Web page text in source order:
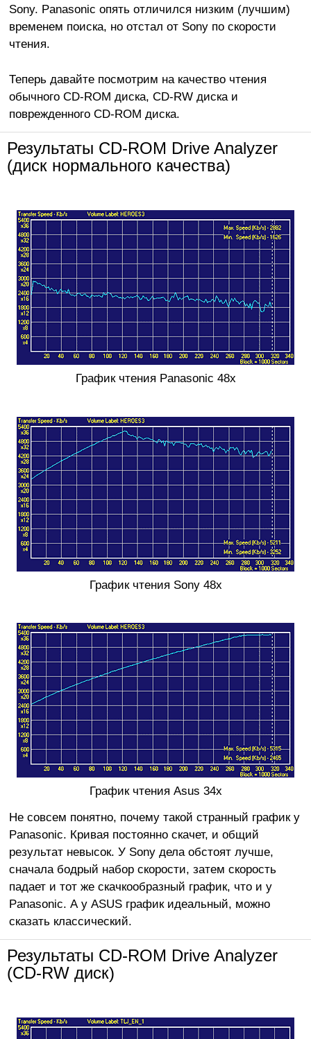
Sony. Panasonic опять отличился низким (лучшим)
временем поиска, но отстал от Sony по скорости
чтения.
Теперь давайте посмотрим на качество чтения
обычного CD-ROM диска, CD-RW диска и
поврежденного CD-ROM диска.
Результаты CD-ROM Drive Analyzer
(диск нормального качества)
График чтения Panasonic 48x
График чтения Sony 48x
График чтения Asus 34x
Не совсем понятно, почему такой странный график у
Panasonic. Кривая постоянно скачет, и общий
результат невысок. У Sony дела обстоят лучше,
сначала бодрый набор скорости, затем скорость
падает и тот же скачкообразный график, что и у
Panasonic. А у ASUS график идеальный, можно
сказать классический.
Результаты CD-ROM Drive Analyzer
(CD-RW диск)